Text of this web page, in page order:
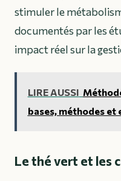
stimuler le
documentés par les
impact réel sur la
LIRE AUSSI
bases, méthodes et
Le thé vert et les